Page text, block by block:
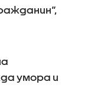
умора и